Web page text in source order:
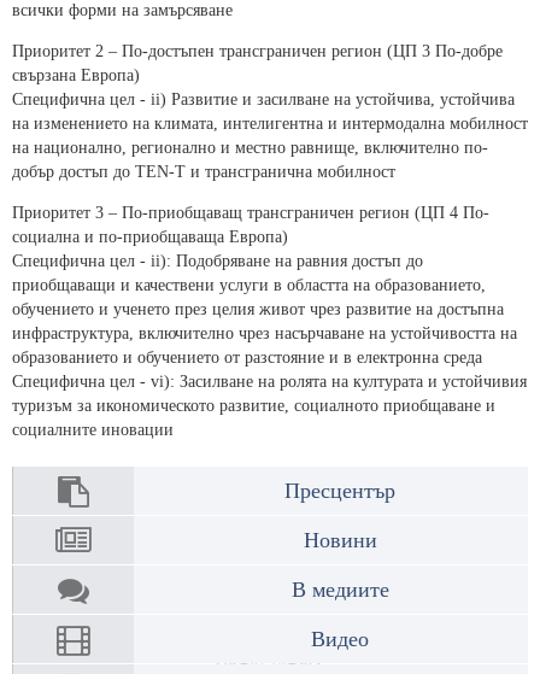
всички форми на замърсяване
Приоритет 2 – По-достъпен трансграничен регион (ЦП 3 По-добре
свързана Европа)
Специфична цел - ii) Развитие и засилване на устойчива, устойчива
на изменението на климата, интелигентна и интермодална мобилност
на национално, регионално и местно равнище, включително по-
добър достъп до TEN-T и трансгранична мобилност
Приоритет 3 – По-приобщаващ трансграничен регион (ЦП 4 По-
социална и по-приобщаваща Европа)
Специфична цел - ii): Подобряване на равния достъп до
приобщаващи и качествени услуги в областта на образованието,
обучението и ученето през целия живот чрез развитие на достъпна
инфраструктура, включително чрез насърчаване на устойчивостта на
образованието и обучението от разстояние и в електронна среда
Специфична цел - vi): Засилване на ролята на културата и устойчивия
туризъм за икономическото развитие, социалното приобщаване и
социалните иновации
Пресцентър
Новини
В медиите
Видео